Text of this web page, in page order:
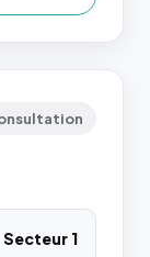
Secteur 1